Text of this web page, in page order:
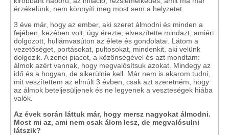
érzékelünk, nem könnyíti meg most sem a helyzetet.
3 éve már, hogy az ember, aki szeret álmodni és minden a
fejében, kezében volt, úgy érezte, elveszítette mindazt, amiért
dolgozott, hullámvasúton az élete és gondolatai. Látom a
vezetőséget, portásokat, pultosokat, mindenkit, aki velünk
dolgozik. A zenei piacot, a közönségével és azt mondtam:
álmok azért vannak, hogy megvalósítsuk azokat. Mindegy az
idő és a hogyan, de sikerülnie kell. Már nem is akarom tudni,
mit veszítettem az elmúlt 3 évben, csak azt szeretném, hogy
az álmok beteljesüljenek és ne legyenek a veszteségek hiába
valók.
Az évek során láttuk már, hogy mersz nagyokat álmodni.
Most mi az, ami nem csak álom lesz, de megvalósulni
látszik?